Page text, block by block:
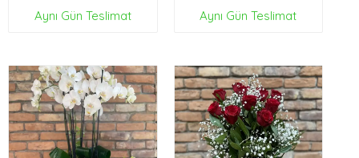
Aynı Gün Teslimat Aynı Gün Teslimat